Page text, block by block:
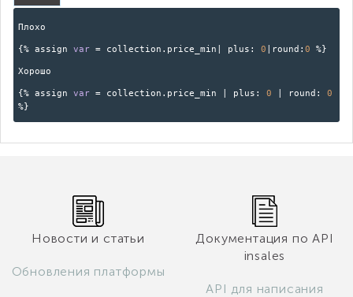
Плохо
{% assign var= collection.price_min| plus: 0 |round: 0 %}
Хорошо
{% assign var= collection.price_min | plus: 0 | round: 0
%}
Новости и статьи
Обновления платформы
Документация по API
insales
API для написания